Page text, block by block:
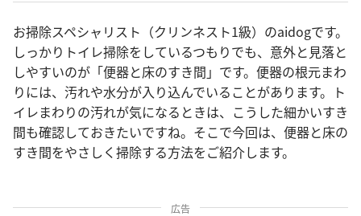
お掃除スペシャリスト（クリンネスト1級）のaidogです。
しっかりトイレ掃除をしているつもりでも、意外と見落と
しやすいのが「便器と床のすき間」です。便器の根元まわ
りには、汚れや水分が入り込んでいることがあります。ト
イレまわりの汚れが気になるときは、こうした細かいすき
間も確認しておきたいですね。そこで今回は、便器と床の
すき間をやさしく掃除する方法をご紹介します。
広告